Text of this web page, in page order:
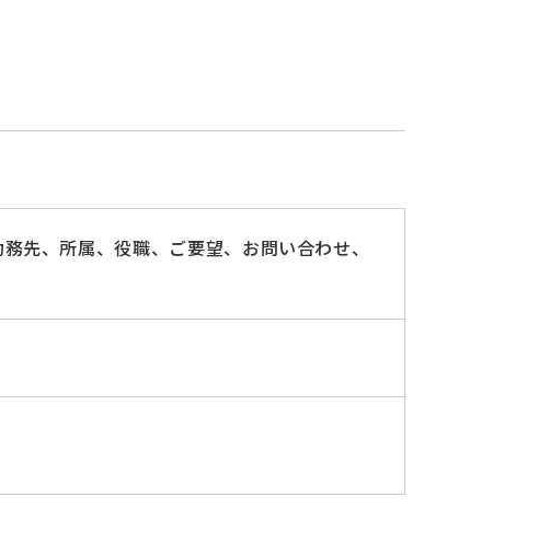
先、所属、役職、ご要望、お問い合わせ、